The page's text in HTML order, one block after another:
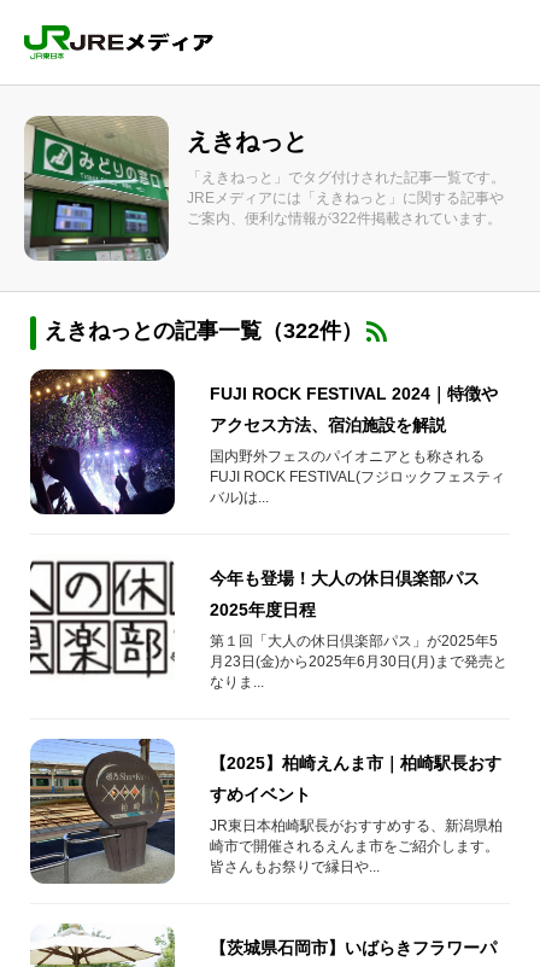
えきねっと
「えきねっと」でタグ付けされた記事一覧です。
JREメディアには「えきねっと」に関する記事や
ご案内、便利な情報が322件掲載されています。
えきねっとの記事一覧（322件）
FUJI ROCK FESTIVAL 2024｜特徴や
アクセス方法、宿泊施設を解説
国内野外フェスのパイオニアとも称される
FUJI ROCK FESTIVAL(フジロックフェスティ
バル)は...
今年も登場！大人の休日倶楽部パス
2025年度日程​
第１回「大人の休日倶楽部パス」が2025年5
月23日(金)から2025年6月30日(月)まで発売と
なりま...
【2025】柏崎えんま市｜柏崎駅長おす
すめイベント
JR東日本柏崎駅長がおすすめする、新潟県柏
崎市で開催されるえんま市をご紹介します。
皆さんもお祭りで縁日や...
【茨城県石岡市】いばらきフラワーパ